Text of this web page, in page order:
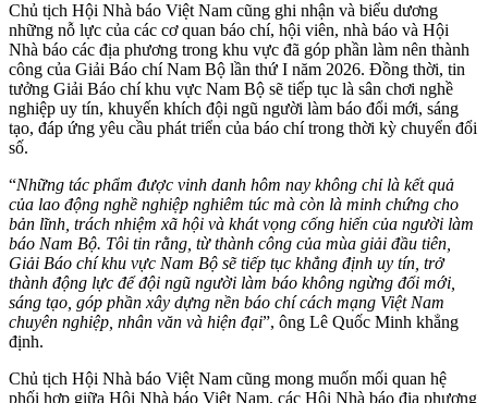
Chủ tịch Hội Nhà báo Việt Nam cũng ghi nhận và biểu dương
những nỗ lực của các cơ quan báo chí, hội viên, nhà báo và Hội
Nhà báo các địa phương trong khu vực đã góp phần làm nên thành
công của Giải Báo chí Nam Bộ lần thứ I năm 2026. Đồng thời, tin
tưởng Giải Báo chí khu vực Nam Bộ sẽ tiếp tục là sân chơi nghề
nghiệp uy tín, khuyến khích đội ngũ người làm báo đổi mới, sáng
tạo, đáp ứng yêu cầu phát triển của báo chí trong thời kỳ chuyển đổi
số.
“Những tác phẩm được vinh danh hôm nay không chỉ là kết quả
của lao động nghề nghiệp nghiêm túc mà còn là minh chứng cho
bản lĩnh, trách nhiệm xã hội và khát vọng cống hiến của người làm
báo Nam Bộ. Tôi tin rằng, từ thành công của mùa giải đầu tiên,
Giải Báo chí khu vực Nam Bộ sẽ tiếp tục khẳng định uy tín, trở
thành động lực để đội ngũ người làm báo không ngừng đổi mới,
sáng tạo, góp phần xây dựng nền báo chí cách mạng Việt Nam
chuyên nghiệp, nhân văn và hiện đại”, ông Lê Quốc Minh khẳng
định.
Chủ tịch Hội Nhà báo Việt Nam cũng mong muốn mối quan hệ
phối hợp giữa Hội Nhà báo Việt Nam, các Hội Nhà báo địa phương